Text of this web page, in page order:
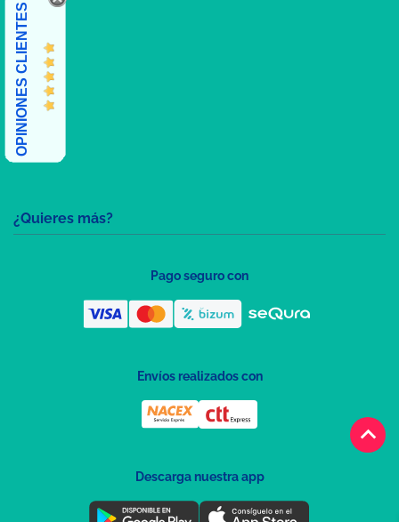
keyboard_arrow_up
¿Quieres más?
OPINIONES CLIENTES
Pago seguro con
Envíos realizados con
Descarga nuestra app